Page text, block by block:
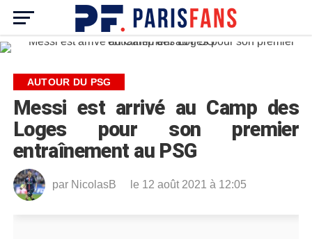
AUTOUR DU PSG
Messi est arrivé au Camp des
Loges pour son premier
entraînement au PSG
par NicolasB le 12 août 2021 à 12:05